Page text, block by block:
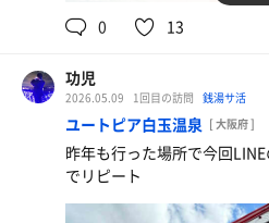
0 13
功児
2026.05.09 1回目の訪問 銭湯サ活
ユートピア白玉温泉 [ 大阪府 ]
昨年も行った場所で今回
でリピート